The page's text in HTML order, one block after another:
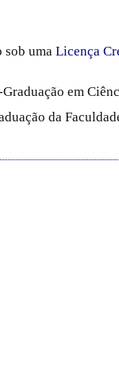
sob uma Licença
em
da